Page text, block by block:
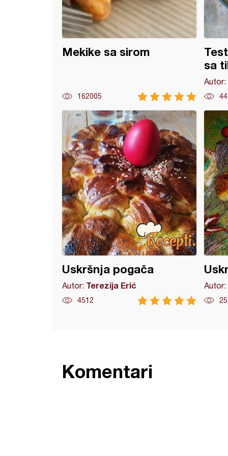
Mekike sa sirom
162005
sa
Autor:
Uskršnja pogača
Autor: Terezija Erić
4512
Autor:
Komentari